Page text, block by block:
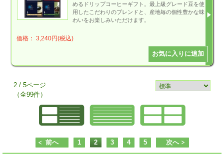
めるドリップコーヒーギフト。最上級グレード豆を使
用したこだわりのブレンドと、産地毎の個性豊かな味
わいをお楽しみいただけます。
価格： 3,240円(税込)
2 / 5ページ
（全99件）
前へ 1 2 3 4 5 次へ